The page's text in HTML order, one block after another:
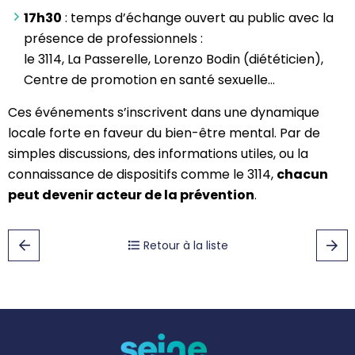
17h30 : temps d’échange ouvert au public avec la
présence de professionnels :
le 3114, La Passerelle, Lorenzo Bodin (diététicien),
Centre de promotion en santé sexuelle…
Ces événements s’inscrivent dans une dynamique
locale forte en faveur du bien-être mental. Par de
simples discussions, des informations utiles, ou la
connaissance de dispositifs comme le 3114, chacun
peut devenir acteur de la prévention.
Retour à la liste